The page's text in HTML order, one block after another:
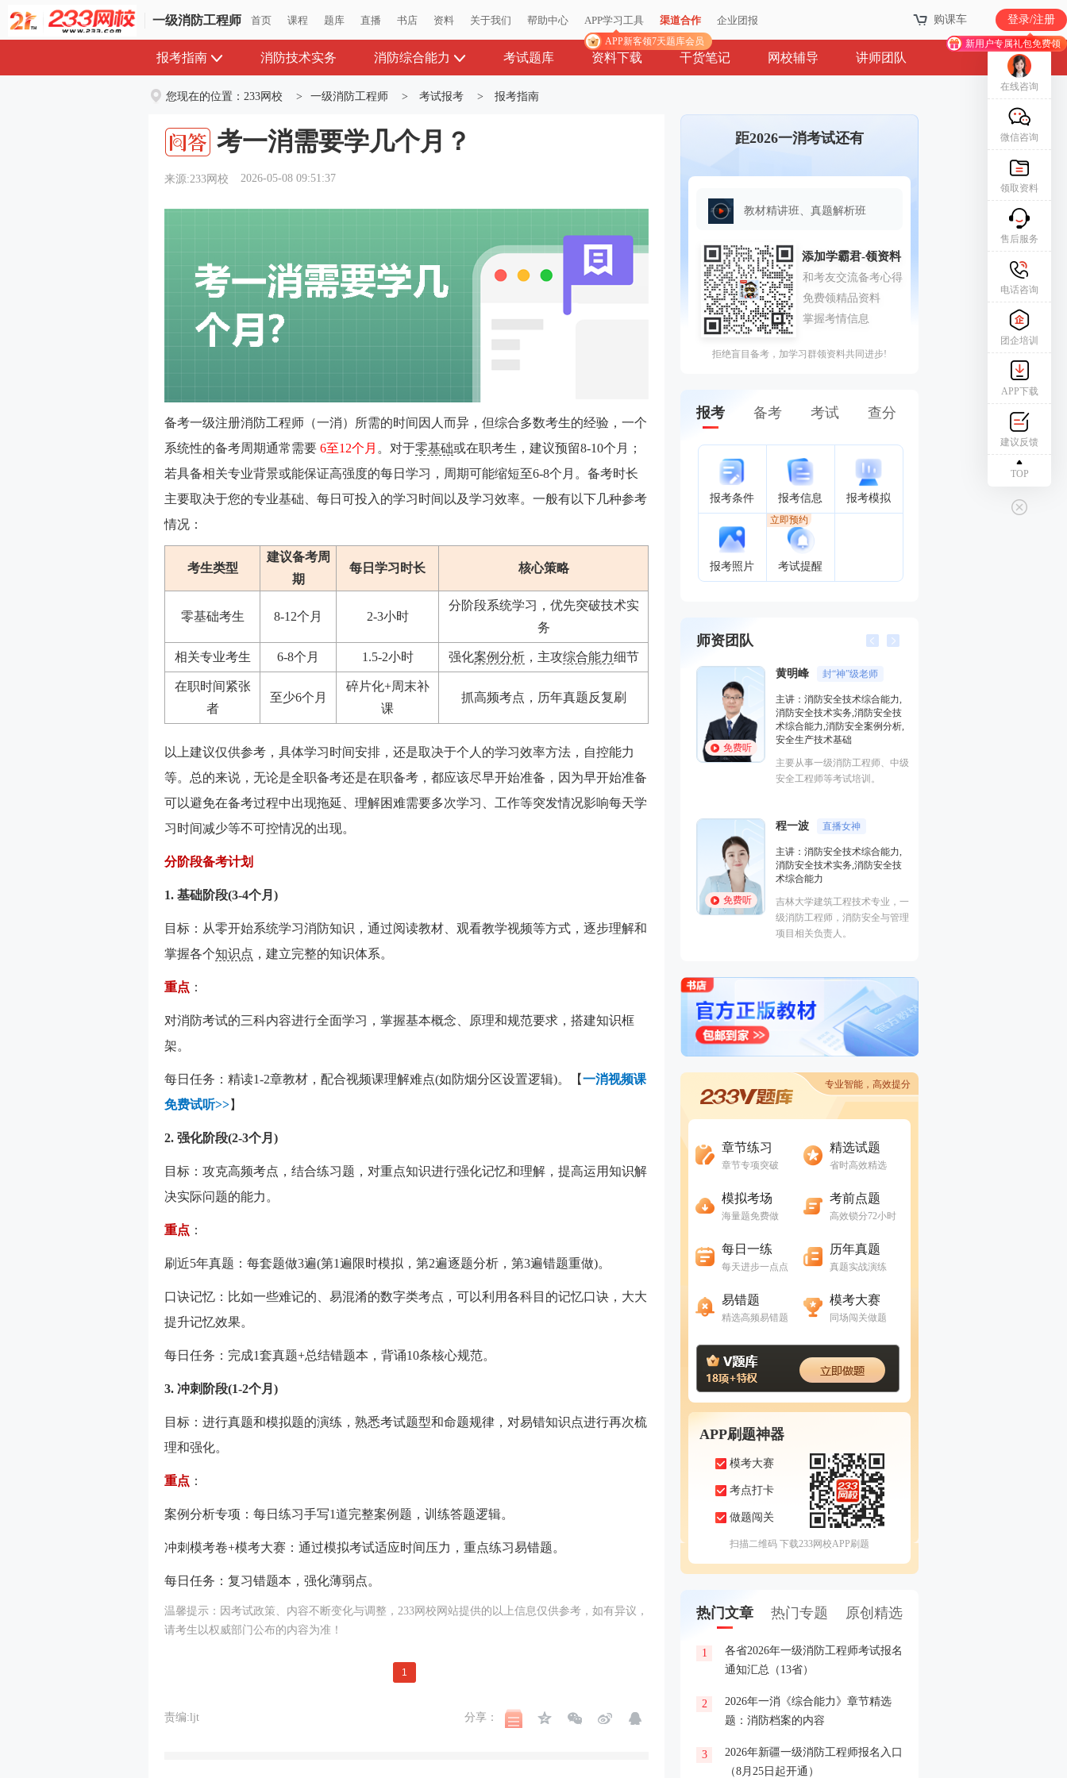
一级消防工程师 首页 课程 题库 直播 书店 资料 关于我们 帮助中心 APP学习工具
APP新客领7天题库会员
渠道合作 企业团报 购课车 登录/注册
新用户专属礼包免费领
报考指南 消防技术实务 消防综合能力 考试题库 资料下载 干货笔记 网校辅导 讲师团队
您现在的位置： 233网校 > 一级消防工程师 > 考试报考 > 报考指南
考一消需要学几个月？
来源:233网校 2026-05-08 09:51:37
备考一级注册消防工程师（一消）所需的时间因人而异，但综合多数考生的经验，一个
系统性的备考周期通常需要 ‌ 6至12个月‌ 。对于零基础或在职考生，建议预留8-10个月；
若具备相关专业背景或能保证高强度的每日学习，周期可能缩短至6-8个月。‌备考时长
主要取决于您的专业基础、每日可投入的学习时间以及学习效率‌。一般有以下几种参考
情况：
考生类型
建议备考周
期
每日学习时长 核心策略
零基础考生 8-12个月 2-3小时
分阶段系统学习，优先突破技术实
务
相关专业考生 6-8个月 1.5-2小时 强化案例分析，主攻综合能力细节
在职时间紧张
者
至少6个月
碎片化+周末补
课
抓高频考点，历年真题反复刷
以上建议仅供参考，具体学习时间安排，还是取决于个人的学习效率方法，自控能力
等。总的来说，无论是全职备考还是在职备考，都应该尽早开始准备，因为早开始准备
可以避免在备考过程中出现拖延、理解困难需要多次学习、工作等突发情况影响每天学
习时间减少等不可控情况的出现。
分阶段备考计划
1. 基础阶段(3-4个月)
目标：从零开始系统学习消防知识，通过阅读教材、观看教学视频等方式，逐步理解和
掌握各个知识点 ，建立完整的知识体系。
重点 ：
对消防考试的三科内容进行全面学习，掌握基本概念、原理和规范要求，搭建知识框
架。
每日任务：精读1-2章教材，配合视频课理解难点(如防烟分区设置逻辑)。【一消视频课
免费试听>>】
2. 强化阶段(2-3个月)
目标：攻克高频考点，结合练习题，对重点知识进行强化记忆和理解，提高运用知识解
决实际问题的能力。
重点 ：
刷近5年真题：每套题做3遍(第1遍限时模拟，第2遍逐题分析，第3遍错题重做)。
口诀记忆：比如一些难记的、易混淆的数字类考点，可以利用各科目的记忆口诀，大大
提升记忆效果。
每日任务：完成1套真题+总结错题本，背诵10条核心规范。
3. 冲刺阶段(1-2个月)
目标：进行真题和模拟题的演练，熟悉考试题型和命题规律，对易错知识点进行再次梳
理和强化。
重点 ：
案例分析专项：每日练习手写1道完整案例题，训练答题逻辑。
冲刺模考卷+模考大赛：通过模拟考试适应时间压力，重点练习易错题。
每日任务：复习错题本，强化薄弱点。
温馨提示：因考试政策、内容不断变化与调整，233网校网站提供的以上信息仅供参考，如有异议，
请考生以权威部门公布的内容为准！
1
责编:ljt 分享：
距2026一消考试还有
教材精讲班、真题解析班
拒绝盲目备考，加学习群领资料共同进步!
报考 备考 考试 查分
报考条件 报考信息 报考模拟
报考照片 考试提醒
立即预约
师资团队
免费听
黄明峰 封“神”级老师
主讲：消防安全技术综合能力,
术综合能力,消防安全案例分析,
主要从事一级消防工程师、中级
安全工程师等考试培训。
主讲：消防安全技术综合能力,
吉林大学建筑工程技术专业，一
级消防工程师，消防安全与管理
项目相关负责人。
免费听
侯跃
主讲：消防安全案例分析,消防
安全案例分析,基础知识,中级技
能,中级实操
注册建造师，富有现场施工经
验，授课风格化繁为简、深入浅
免费听
消防安全技术实务,消防安全技
术综合能力,消防安全案例分析,
安全生产技术基础
主要从事一级消防工程师、中级
安全工程师等考试培训。
专业智能，高效提分
章节练习
章节专项突破
精选试题
省时高效精选
模拟考场
海量题免费做
考前点题
高效锁分72小时
每日一练
每天进步一点点
历年真题
真题实战演练
易错题
精选高频易错题
模考大赛
同场闯关做题
APP刷题神器
模考大赛
考点打卡
做题闯关
扫描二维码 下载233网校APP刷题
热门文章 热门专题 原创精选
1
各省2026年一级消防工程师考试报名
通知汇总（13省）
2
2026年一消《综合能力》章节精选
题：消防档案的内容
3
2026年新疆一级消防工程师报名入口
（8月25日起开通）
在线咨询
微信咨询
领取资料
售后服务
电话咨询
团企培训
APP下载
建议反馈
TOP